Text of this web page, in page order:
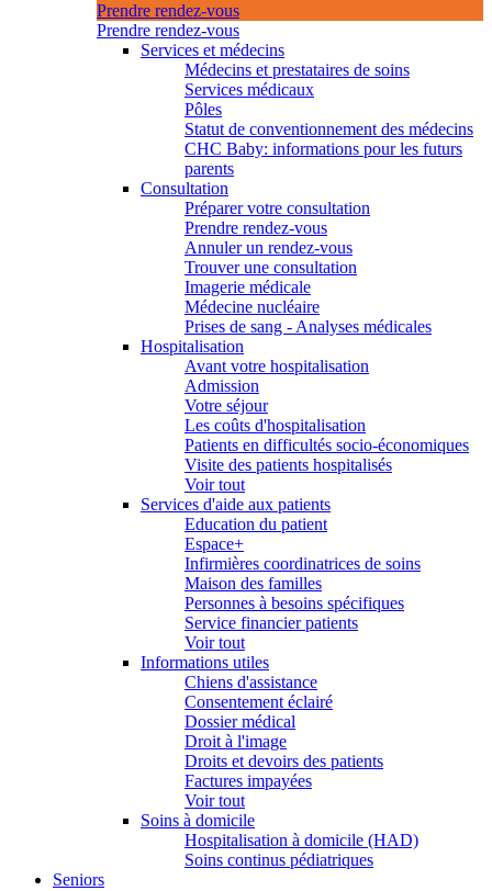
Prendre rendez-vous
Prendre rendez-vous
Services et médecins
Médecins et prestataires de soins
Services médicaux
Pôles
Statut de conventionnement des médecins
CHC Baby: informations pour les futurs
parents
Consultation
Préparer votre consultation
Prendre rendez-vous
Annuler un rendez-vous
Trouver une consultation
Imagerie médicale
Médecine nucléaire
Prises de sang - Analyses médicales
Hospitalisation
Avant votre hospitalisation
Admission
Votre séjour
Les coûts d'hospitalisation
Patients en difficultés socio-économiques
Visite des patients hospitalisés
Voir tout
Services d'aide aux patients
Education du patient
Espace+
Infirmières coordinatrices de soins
Maison des familles
Personnes à besoins spécifiques
Service financier patients
Voir tout
Informations utiles
Chiens d'assistance
Consentement éclairé
Dossier médical
Droit à l'image
Droits et devoirs des patients
Factures impayées
Voir tout
Soins à domicile
Hospitalisation à domicile (HAD)
Soins continus pédiatriques
Seniors